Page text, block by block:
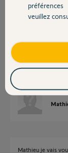
Contact
Bonjour merci de
connectivité et un
une tahoma et un
Mathieu je vais
veuillez